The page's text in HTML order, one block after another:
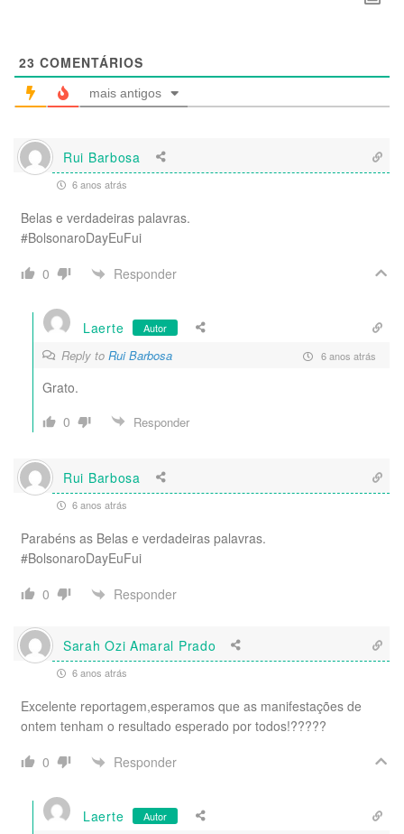
23 COMENTÁRIOS
mais antigos
Rui Barbosa
6 anos atrás
Belas e verdadeiras palavras.
#BolsonaroDayEuFui
0
Responder
Laerte Autor
Reply to Rui Barbosa 6 anos atrás
Grato.
0
Responder
Rui Barbosa
6 anos atrás
Parabéns as Belas e verdadeiras palavras.
#BolsonaroDayEuFui
0
Responder
Sarah Ozi Amaral Prado
6 anos atrás
Excelente reportagem,esperamos que as manifestações de
ontem tenham o resultado esperado por todos!?????
0
Responder
Laerte Autor